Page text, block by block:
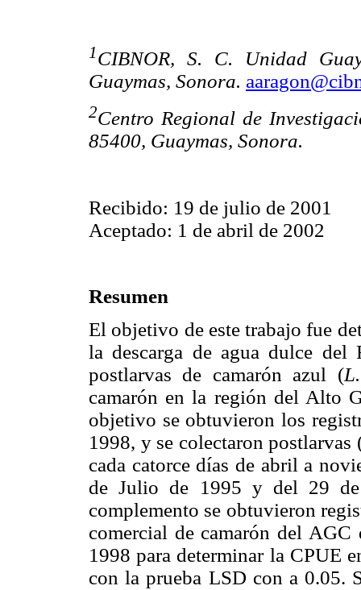
1CIBNOR, S. C. Unidad
Guaymas, Sonora.
2Centro Regional de
85400, Guaymas, Sonora.
Recibido: 19 de julio de 2001
Aceptado: 1 de abril de 2002
Resumen
El objetivo de este trabajo fue
la descarga de agua dulce
postlarvas de camarón azul (
camarón en la región del Alto
objetivo se obtuvieron los
1998, y se colectaron
cada catorce días de abril a
de Julio de 1995 y del 29
complemento se obtuvieron
comercial de camarón del AGC
1998 para determinar la CPUE
con la prueba LSD con a 0.05.